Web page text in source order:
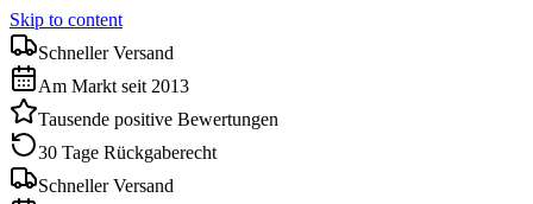
Skip to content
Schneller Versand
Am Markt seit 2013
Tausende positive Bewertungen
30 Tage Rückgaberecht
Schneller Versand